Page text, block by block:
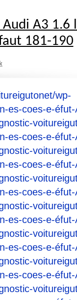
A3 1.6
181-190
wp-
es-coes-e-
es-coes-e-
es-coes-e-
es-coes-e-
es-coes-e-
es-coes-e-
es-coes-e-